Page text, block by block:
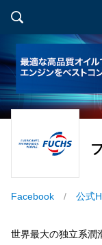
Facebook 公式
世界最大の独立系潤